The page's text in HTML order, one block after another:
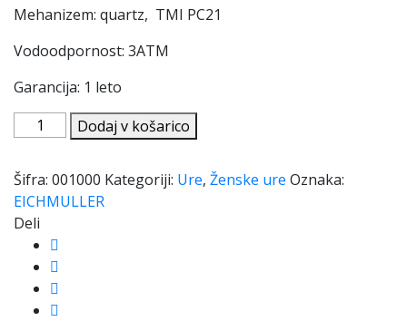
Mehanizem: quartz, TMI PC21
Vodoodpornost: 3ATM
Garancija: 1 leto
URA
EICHMULLER
RE1034
količina
Dodaj v košarico
Šifra: 001000 Kategoriji: Ure, Ženske ure Oznaka:
EICHMULLER
Deli